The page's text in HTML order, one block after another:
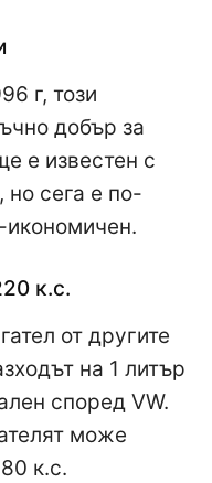
г, този
добър за
е известен с
сега е по-
к.с.
от другите
на 1 литър
според VW.
може
к.с.